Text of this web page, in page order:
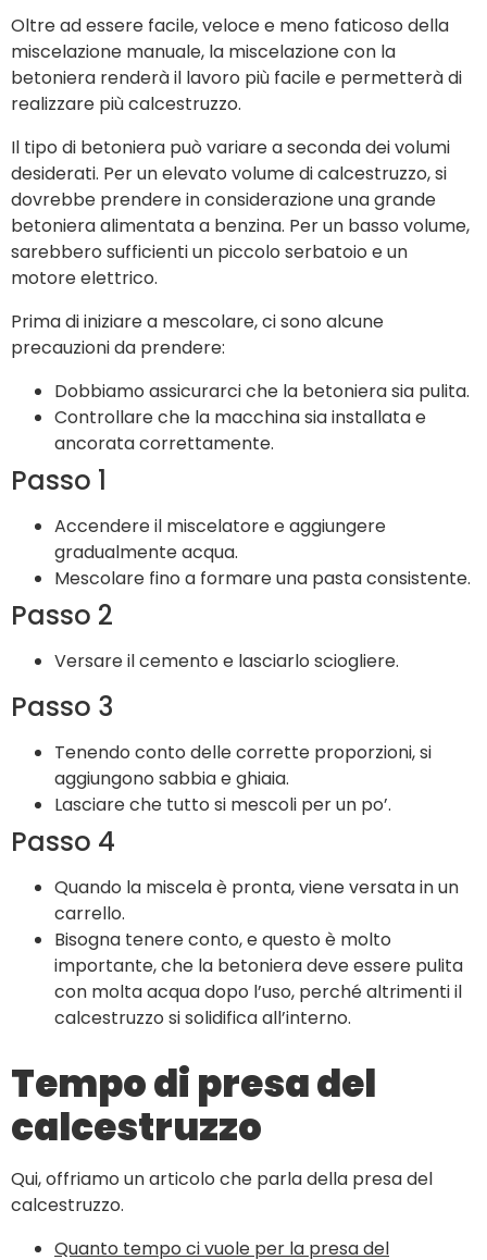
Oltre ad essere facile, veloce e meno faticoso della
miscelazione manuale, la miscelazione con la
betoniera renderà il lavoro più facile e permetterà di
realizzare più calcestruzzo.
Il tipo di betoniera può variare a seconda dei volumi
desiderati. Per un elevato volume di calcestruzzo, si
dovrebbe prendere in considerazione una grande
betoniera alimentata a benzina. Per un basso volume,
sarebbero sufficienti un piccolo serbatoio e un
motore elettrico.
Prima di iniziare a mescolare, ci sono alcune
precauzioni da prendere:
Dobbiamo assicurarci che la betoniera sia pulita.
Controllare che la macchina sia installata e
ancorata correttamente.
Passo 1
Accendere il miscelatore e aggiungere
gradualmente acqua.
Mescolare fino a formare una pasta consistente.
Passo 2
Versare il cemento e lasciarlo sciogliere.
Passo 3
Tenendo conto delle corrette proporzioni, si
aggiungono sabbia e ghiaia.
Lasciare che tutto si mescoli per un po’.
Passo 4
Quando la miscela è pronta, viene versata in un
carrello.
Bisogna tenere conto, e questo è molto
importante, che la betoniera deve essere pulita
con molta acqua dopo l’uso, perché altrimenti il
calcestruzzo si solidifica all’interno.
Tempo di presa del
calcestruzzo
Qui, offriamo un articolo che parla della presa del
calcestruzzo.
Quanto tempo ci vuole per la presa del